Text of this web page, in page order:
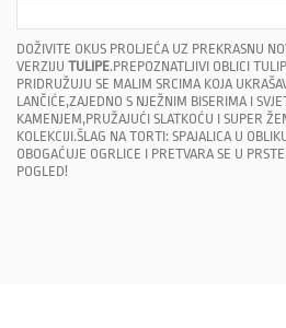
DOŽIVITE OKUS PROLJEĆA UZ PREKRASNU
VERZIJU TULIPE.PREPOZNATLJIVI OBLICI
PRIDRUŽUJU SE MALIM SRCIMA KOJA
LANČIĆE,ZAJEDNO S NJEŽNIM BISERIMA I
KAMENJEM,PRUŽAJUĆI SLATKOĆU I SUPER
KOLEKCIJI.ŠLAG NA TORTI: SPAJALICA U
OBOGAĆUJE OGRLICE I PRETVARA SE U
POGLED!